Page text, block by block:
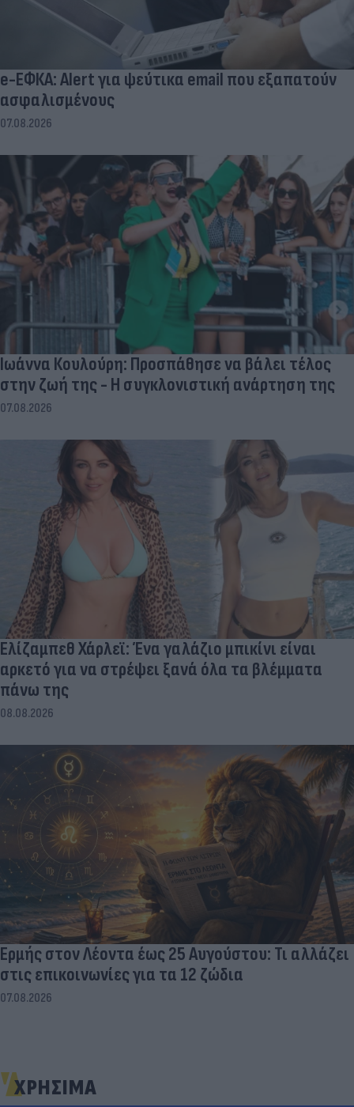
e-ΕΦΚΑ: Alert για ψεύτικα email που εξαπατούν
ασφαλισμένους
07.08.2026
Ιωάννα Κουλούρη: Προσπάθησε να βάλει τέλος
στην ζωή της - Η συγκλονιστική ανάρτηση της
07.08.2026
Ελίζαμπεθ Χάρλεϊ: Ένα γαλάζιο μπικίνι είναι
αρκετό για να στρέψει ξανά όλα τα βλέμματα
πάνω της
08.08.2026
Ερμής στον Λέοντα έως 25 Αυγούστου: Τι αλλάζει
στις επικοινωνίες για τα 12 ζώδια
07.08.2026
ΧΡΗΣΙΜΑ